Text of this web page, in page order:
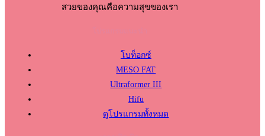
สวยของคุณคือความสุขของเรา
โบท็อกซ์
MESO FAT
Ultraformer III
Hifu
ดูโปรแกรมทั้งหมด